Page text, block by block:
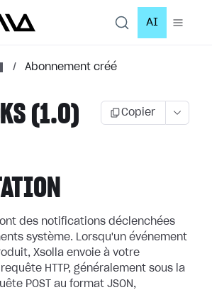
AI
/ Abonnement créé
(1.0) Copier
des notifications déclenchées
système. Lorsqu'un événement
Xsolla envoie à votre
HTTP, généralement sous la
POST au format JSON,